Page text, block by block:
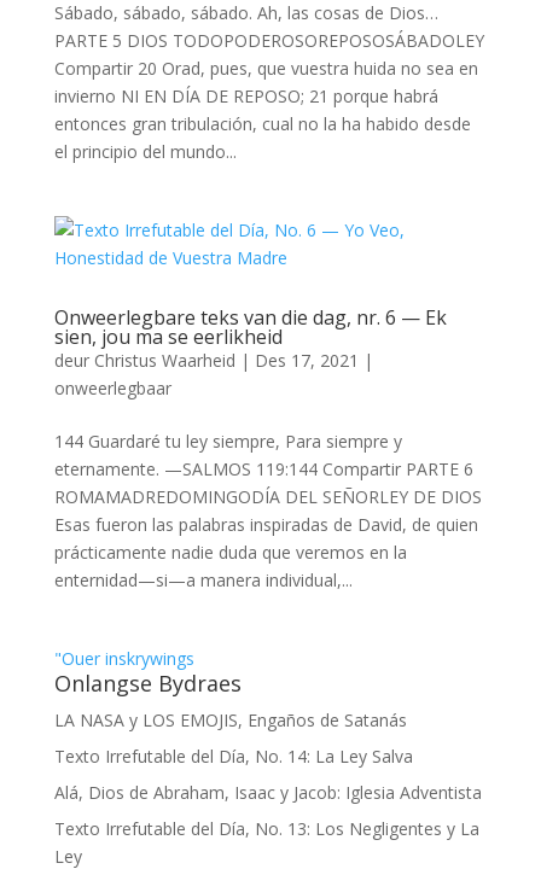
Sábado, sábado, sábado. Ah, las cosas de Dios…
PARTE 5 DIOS TODOPODEROSOREPOSOSÁBADOLEY
Compartir 20 Orad, pues, que vuestra huida no sea en
invierno NI EN DÍA DE REPOSO; 21 porque habrá
entonces gran tribulación, cual no la ha habido desde
el principio del mundo...
Onweerlegbare teks van die dag, nr. 6 — Ek
sien, jou ma se eerlikheid
deur Christus Waarheid | Des 17, 2021 |
onweerlegbaar
144 Guardaré tu ley siempre, Para siempre y
eternamente. —SALMOS 119:144 Compartir PARTE 6
ROMAMADREDOMINGODÍA DEL SEÑORLEY DE DIOS
Esas fueron las palabras inspiradas de David, de quien
prácticamente nadie duda que veremos en la
enternidad—si—a manera individual,...
"Ouer inskrywings
Onlangse Bydraes
LA NASA y LOS EMOJIS, Engaños de Satanás
Texto Irrefutable del Día, No. 14: La Ley Salva
Alá, Dios de Abraham, Isaac y Jacob: Iglesia Adventista
Texto Irrefutable del Día, No. 13: Los Negligentes y La
Ley